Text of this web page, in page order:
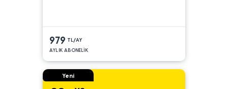
979 TL/AY
AYLIK ABONELİK
Yeni